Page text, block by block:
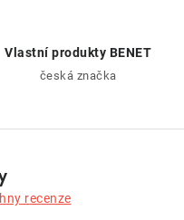
Vlastní produkty BENET
česká značka
recenze